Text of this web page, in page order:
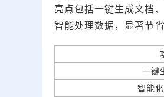
亮点包括一键生成文档
智能处理数据，显著节
一键
智能化